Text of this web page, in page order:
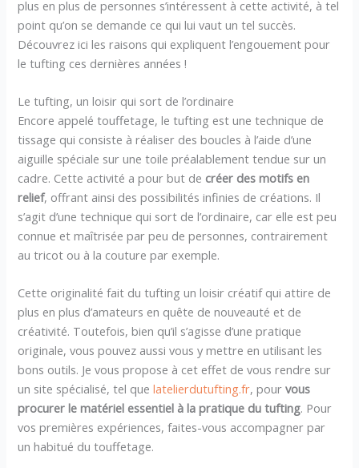
plus en plus de personnes s’intéressent à cette activité, à tel
point qu’on se demande ce qui lui vaut un tel succès.
Découvrez ici les raisons qui expliquent l’engouement pour
le tufting ces dernières années !
Le tufting, un loisir qui sort de l’ordinaire
Encore appelé touffetage, le tufting est une technique de
tissage qui consiste à réaliser des boucles à l’aide d’une
aiguille spéciale sur une toile préalablement tendue sur un
cadre. Cette activité a pour but de créer des motifs en
relief, offrant ainsi des possibilités infinies de créations. Il
s’agit d’une technique qui sort de l’ordinaire, car elle est peu
connue et maîtrisée par peu de personnes, contrairement
au tricot ou à la couture par exemple.
Cette originalité fait du tufting un loisir créatif qui attire de
plus en plus d’amateurs en quête de nouveauté et de
créativité. Toutefois, bien qu’il s’agisse d’une pratique
originale, vous pouvez aussi vous y mettre en utilisant les
bons outils. Je vous propose à cet effet de vous rendre sur
un site spécialisé, tel quelatelierdutufting.fr, pourvous
procurer le matériel essentiel à la pratique du tufting. Pour
vos premières expériences, faites-vous accompagner par
un habitué du touffetage.